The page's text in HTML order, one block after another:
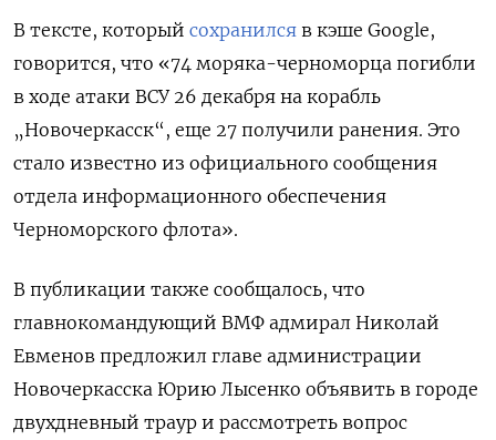
В тексте, который сохранился в кэше Google,
говорится, что «74 моряка-черноморца погибли
в ходе атаки ВСУ 26 декабря на корабль
„Новочеркасск“, еще 27 получили ранения. Это
стало известно из официального сообщения
отдела информационного обеспечения
Черноморского флота».
В публикации также сообщалось, что
главнокомандующий ВМФ адмирал Николай
Евменов предложил главе администрации
Новочеркасска Юрию Лысенко объявить в городе
двухдневный траур и рассмотреть вопрос